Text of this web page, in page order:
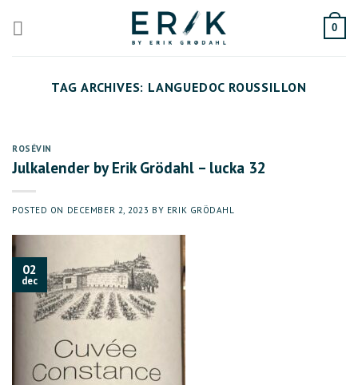
0
TAG ARCHIVES: LANGUEDOC ROUSSILLON
ROSÉVIN
Julkalender by Erik Grödahl – lucka 32
POSTED ON DECEMBER 2, 2023 BY ERIK GRÖDAHL
02
dec